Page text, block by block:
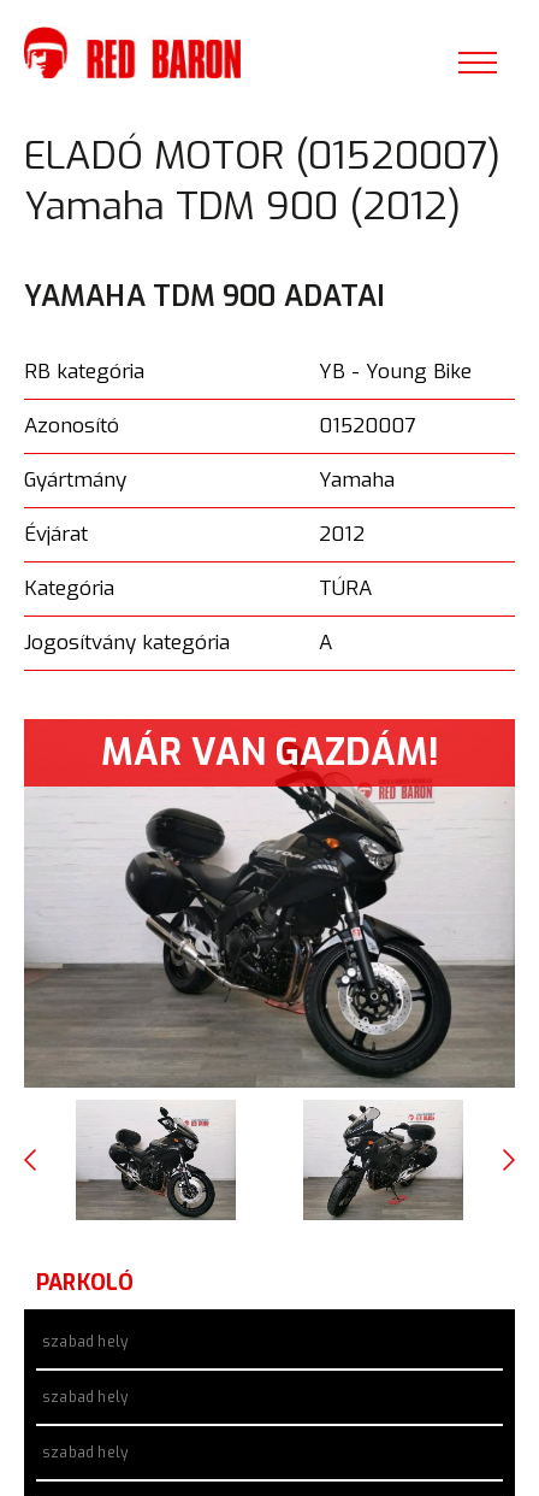
ELADÓ MOTOR (01520007)
Yamaha TDM 900 (2012)
YAMAHA TDM 900 ADATAI
RB kategória
YB - Young Bike
Azonosító
01520007
Gyártmány
Yamaha
Évjárat
2012
Kategória
TÚRA
Jogosítvány kategória
A
MÁR VAN GAZDÁM!
PARKOLÓ
szabad hely
szabad hely
szabad hely